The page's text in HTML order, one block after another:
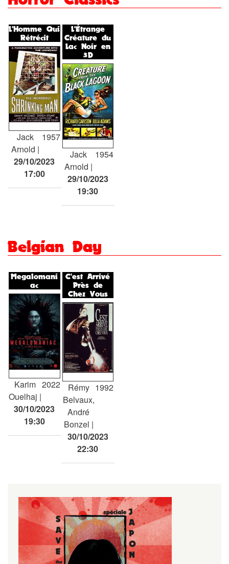
L'Homme Qui
Rétrécit
Jack
Arnold
1957
29/10/2023
17:00
L'Étrange
Créature du
Lac Noir en
3D
Jack
Arnold
1954
29/10/2023
19:30
Belgian Day
Megalomani
ac
Karim
Ouelhaj
2022
30/10/2023
19:30
C'est Arrivé
Près de
Chez Vous
Rémy
Belvaux,
André
Bonzel
1992
30/10/2023
22:30